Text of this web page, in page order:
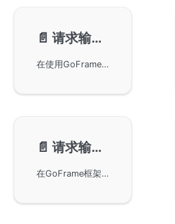
📄️ 请求输入-复杂参数
在使用GoFrame框架构建的应用中，通过Query或Form参数实现复杂参数传递。文中详细阐述了同名参数、数组参数及Map参数的提交格式及其在服务端的解析方式，并给出相应的代码示例。建议在遇到复杂参数传递场景时，尽量使用JSON数据编码进行管理和维护。
📄️ 请求输入-请求校验
在GoFrame框架中通过v标签为结构体属性实现请求的输入校验。在示例中，我们讲解了如何使用gvalid模块进行校验，如何设置和解析注册请求的数据结构，以及在出现校验错误时如何处理，并展示了如何通过curl测试接口响应的数据和错误信息。此外，我们提供了不同版本的使用建议，以提高用户体验和代码的易用性。